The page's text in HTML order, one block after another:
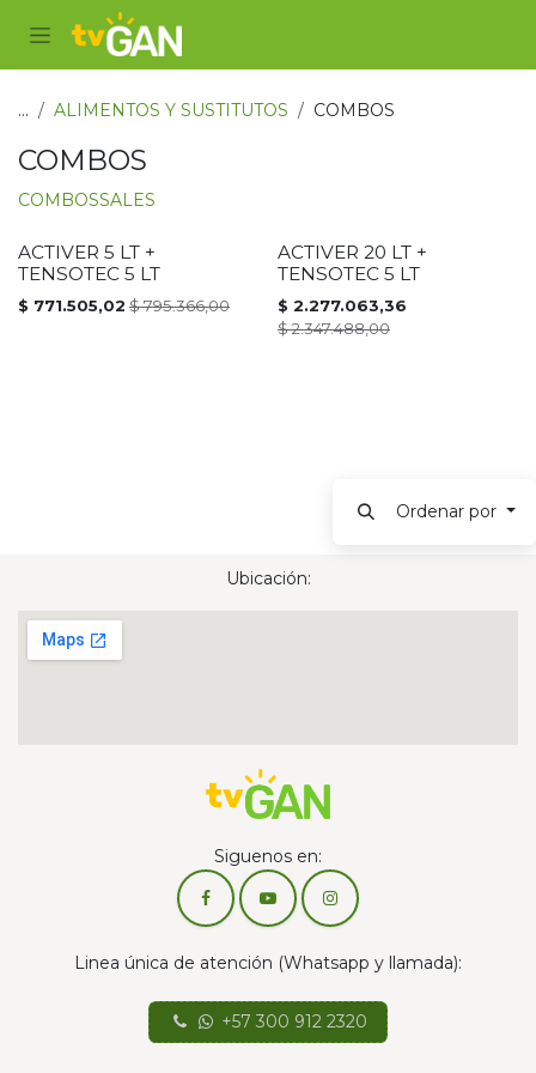
... ALIMENTOS Y SUSTITUTOS COMBOS
COMBOS
COMBOSSALES
PROMOCIÓN
ACTIVER 5 LT +
TENSOTEC 5 LT
$ 771.505,02 $795.366,00 PROMOCIÓN
ACTIVER 20 LT +
TENSOTEC 5 LT
$ 2.277.063,36
$2.347.488,00
Ordenar por
Ubicación:
Siguenos en:
Linea única de atención (Whatsapp y llamada):
+57 300 912 2320